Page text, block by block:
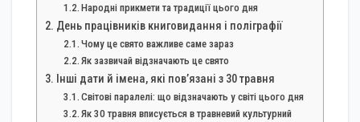
Народні прикмети та традиції цього дня
День працівників книговидання і поліграфії
Чому це свято важливе саме зараз
Як зазвичай відзначають це свято
Інші дати й імена, які пов’язані з 30 травня
Світові паралелі: що відзначають у світі цього дня
Як 30 травня вписується в травневий культурний